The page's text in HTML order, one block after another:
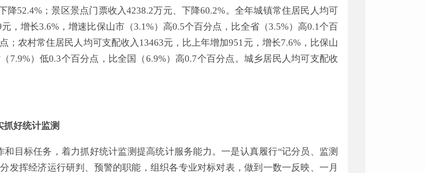
降52.4% ；景区景点门票收入4238.2万元、下降60.2%。 全年城镇常住居民人均可
元，增长3.6% ，增速比保山市（3.1%）高0.5个百分点，比全省（3.5%）高0.1个百
；农村常住居民人均可支配收入 13463元，比上年增加951 元， 增长7.6%，比保山
7.9%）低0.3个百分点，比全国（6.9%）高0.7个百分点。城乡居民人均可支配收
抓好统计监测
和目标任务，着力抓好统计监测提高统计服务能力。一是认真履行“记分员、监测
发挥经济运行研判、预警的职能，组织各专业对标对表，做到一数一反映、一月